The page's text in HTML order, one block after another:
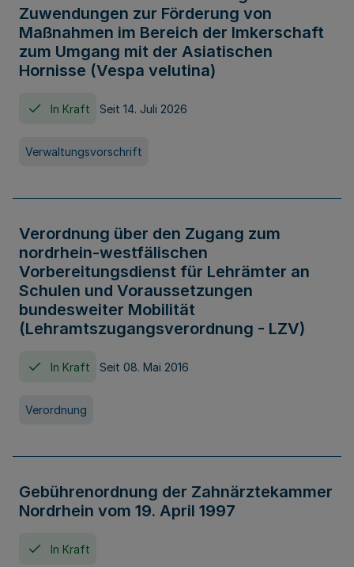
Zuwendungen zur Förderung von
Maßnahmen im Bereich der Imkerschaft
zum Umgang mit der Asiatischen
Hornisse (Vespa velutina)
In Kraft Seit 14. Juli 2026
Verwaltungsvorschrift
Verordnung über den Zugang zum
nordrhein-westfälischen
Vorbereitungsdienst für Lehrämter an
Schulen und Voraussetzungen
bundesweiter Mobilität
(Lehramtszugangsverordnung - LZV)
In Kraft Seit 08. Mai 2016
Verordnung
Gebührenordnung der Zahnärztekammer
Nordrhein vom 19. April 1997
In Kraft